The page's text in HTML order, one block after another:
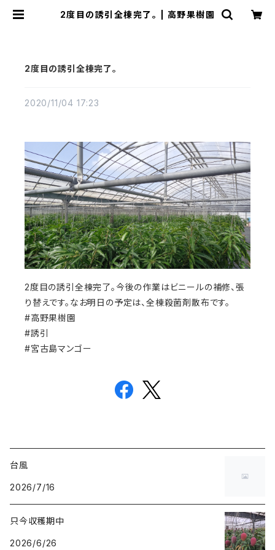
2度目の誘引全棟完了。 | 高野果樹園
2度目の誘引全棟完了。
2020/11/04 17:23
2度目の誘引全棟完了。今後の作業はビニールの補修、張
り替えです。なお明日の予定は、全棟殺菌剤散布です。
#高野果樹園
#誘引
#宮古島マンゴー
台風
2026/7/16
只今収穫期中
2026/6/26